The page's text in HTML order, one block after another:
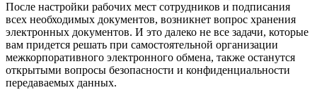
После настройки рабочих мест сотрудников и подписания
всех необходимых документов, возникнет вопрос хранения
электронных документов. И это далеко не все задачи, которые
вам придется решать при самостоятельной организации
межкорпоративного электронного обмена, также останутся
открытыми вопросы безопасности и конфиденциальности
передаваемых данных.